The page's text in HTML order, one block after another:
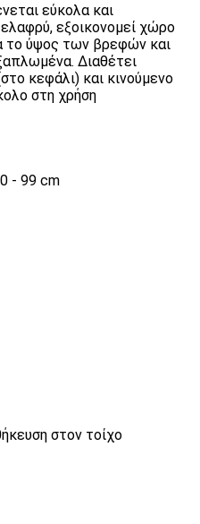
εύκολα και
εξοικονομεί χώρο
το ύψος των βρεφών και
Διαθέτει
κεφάλι) και κινούμενο
στη χρήση
- 99 cm
στον τοίχο